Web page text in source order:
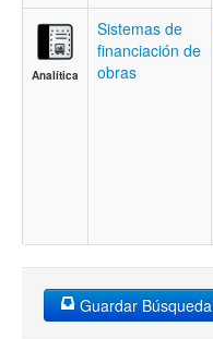
Analítica
Sistemas de
financiación de
obras
Guardar Búsqueda